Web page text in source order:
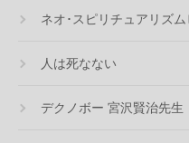
ネオ･スピリチュアリズ
人は死なない
デクノボー 宮沢賢治先生